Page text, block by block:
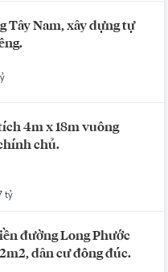
Tây Nam, xây dựng tự
4m x 18m vuông
chủ.
tỷ
đường Long Phước
dân cư đông đúc.